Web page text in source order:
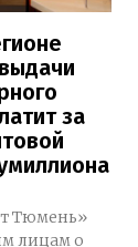
за
Тюмень»
лицам о